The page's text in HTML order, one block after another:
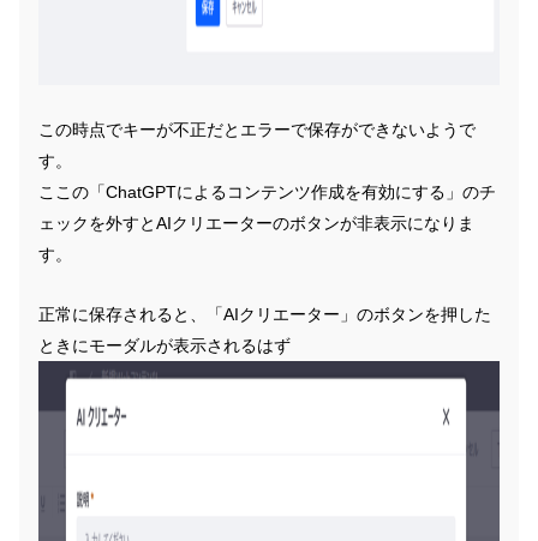
この時点でキーが不正だとエラーで保存ができないようで
す。
ここの「ChatGPTによるコンテンツ作成を有効にする」のチ
ェックを外すとAIクリエーターのボタンが非表示になりま
す。
正常に保存されると、「AIクリエーター」のボタンを押した
ときにモーダルが表示されるはず